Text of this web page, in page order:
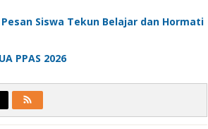
Siswa Tekun Belajar dan Hormati
PPAS 2026